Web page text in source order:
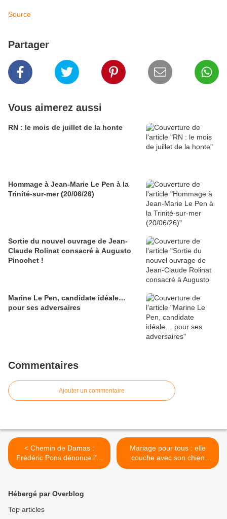
Source
Partager
Vous aimerez aussi
RN : le mois de juillet de la honte
Hommage à Jean-Marie Le Pen à la
Trinité-sur-mer (20/06/26)
Sortie du nouvel ouvrage de Jean-
Claude Rolinat consacré à Augusto
Pinochet !
Marine Le Pen, candidate idéale…
pour ses adversaires
Commentaires
Ajouter un commentaire
< Chemin de Damas :
Frédéric Pons dénonce l’ «
intox » sur la Syrie
Mariage pour tous : elle
couche avec son chien
depuis ses 13 ans >
Hébergé par Overblog
Top articles